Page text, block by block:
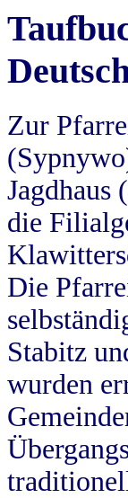
Zur
Jagdhaus
die
Die
Stabitz
wurden